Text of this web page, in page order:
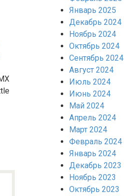
Январь 2025
Декабрь 2024
Ноябрь 2024
Октябрь 2024
Сентябрь 2024
Август 2024
Июль 2024
Июнь 2024
Май 2024
Апрель 2024
Март 2024
Февраль 2024
Январь 2024
Декабрь 2023
Ноябрь 2023
Октябрь 2023